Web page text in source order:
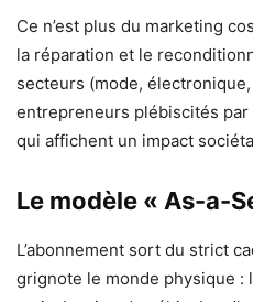
Ce n’est plus du marketing
la réparation et le
secteurs (mode,
entrepreneurs plébiscités
qui affichent un impact
Le modèle « As-a-
L’abonnement sort du strict
grignote le monde physique :